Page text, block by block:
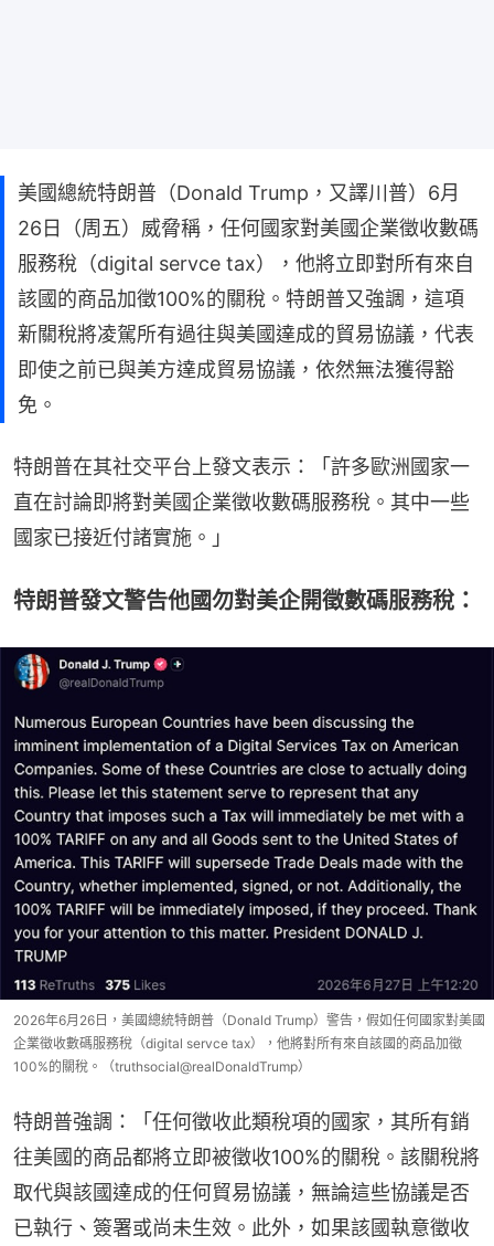
美國總統特朗普（Donald Trump，又譯川普）6月
26日（周五）威脅稱，任何國家對美國企業徵收數碼
服務稅（digital servce tax），他將立即對所有來自
該國的商品加徵100%的關稅。特朗普又強調，這項
新關稅將凌駕所有過往與美國達成的貿易協議，代表
即使之前已與美方達成貿易協議，依然無法獲得豁
免。
特朗普在其社交平台上發文表示：「許多歐洲國家一
直在討論即將對美國企業徵收數碼服務稅。其中一些
國家已接近付諸實施。」
特朗普發文警告他國勿對美企開徵數碼服務稅：
2026年6月26日，美國總統特朗普（Donald Trump）警告，假如任何國家對美國
企業徵收數碼服務稅（digital servce tax），他將對所有來自該國的商品加徵
100%的關稅。（truthsocial@realDonaldTrump）
特朗普強調：「任何徵收此類稅項的國家，其所有銷
往美國的商品都將立即被徵收100%的關稅。該關稅將
取代與該國達成的任何貿易協議，無論這些協議是否
已執行、簽署或尚未生效。此外，如果該國執意徵收